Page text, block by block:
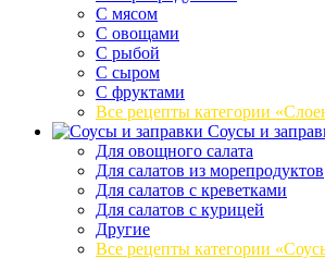
С мясом
С овощами
С рыбой
С сыром
С фруктами
Все рецепты категории
Соусы и
Для овощного салата
Для салатов из морепродуктов
Для салатов с креветками
Для салатов с курицей
Другие
Все рецепты категории